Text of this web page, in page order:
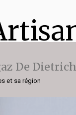
De Dietrich
et sa région